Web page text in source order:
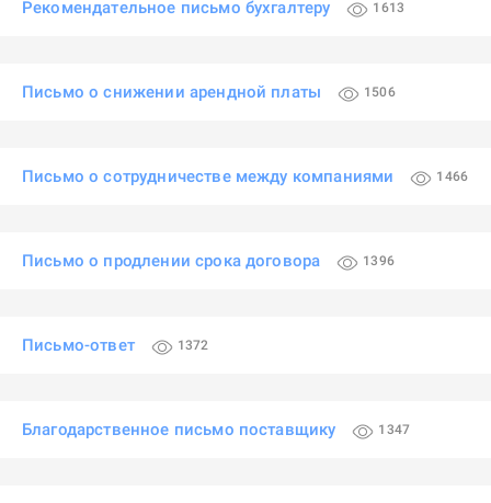
Рекомендательное письмо бухгалтеру 1613
Письмо о снижении арендной платы 1506
Письмо о сотрудничестве между компаниями 1466
Письмо о продлении срока договора 1396
Письмо-ответ 1372
Благодарственное письмо поставщику 1347